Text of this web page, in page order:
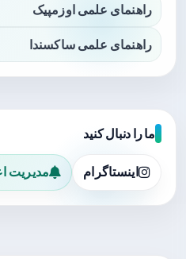
راهنمای علمی اوزمپیک
راهنمای علمی ساکسندا
ما را دنبال کنید
اینستاگرام مدیریت